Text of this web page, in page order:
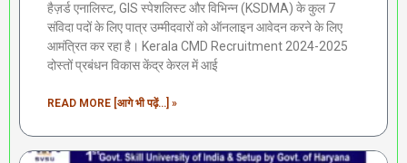
हैज़र्ड एनालिस्ट, GIS स्पेशलिस्ट और विभिन्न (KSDMA) के कुल 7
संविदा पदों के लिए पात्र उम्मीदवारों को ऑनलाइन आवेदन करने के लिए
आमंत्रित कर रहा है। Kerala CMD Recruitment 2024-2025
दोस्तों प्रबंधन विकास केंद्र केरल में आई
READ MORE [आगे भी पढ़ें...] »